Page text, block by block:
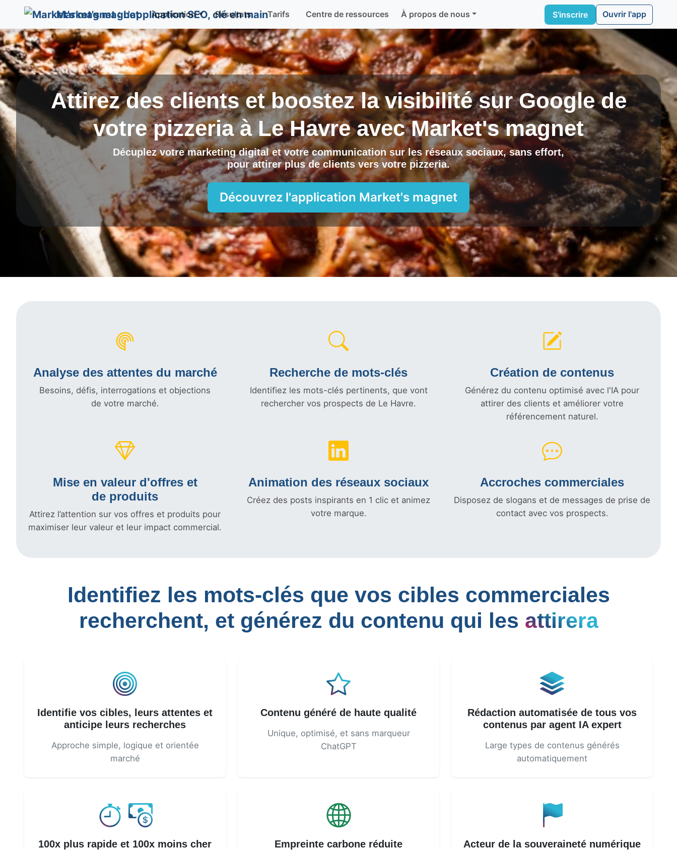
Market's magnet Application Résultats Tarifs Centre de ressources À propos de nous S'inscrire Ouvrir l'app
Attirez des clients et boostez la visibilité sur Google de
votre pizzeria àLe HavreavecMarket's magnet
Décuplez votre marketing digital et votre communication sur les réseaux sociaux, sans effort,
pour attirer plus de clients versvotre pizzeria.
Découvrez l'application Market's magnet
Analyse des attentes du marché
Besoins, défis, interrogations et objections
de votre marché.
Recherche de mots-clés
Identifiez les mots-clés pertinents, que vont
rechercher vos prospects de Le Havre.
Création de contenus
Générez du contenu optimisé avec l'IA pour
attirer des clients et améliorer votre
référencement naturel.
Mise en valeur d'offres et
de produits
Attirez l’attention sur vos offres et produits pour
maximiser leur valeur et leur impact commercial.
Animation des réseaux sociaux
Créez des posts inspirants en 1 clic et animez
votre marque.
Accroches commerciales
Disposez de slogans et de messages de prise de
contact avec vos prospects.
Identifiez les mots-clés que vos cibles commerciales
recherchent, et générez du contenu qui les attirera
Identifie vos cibles, leurs attentes et
anticipe leurs recherches
Approche simple, logique et orientée
marché
Contenu généré de haute qualité
Unique, optimisé, et sans marqueur
ChatGPT
Rédaction automatisée de tous vos
contenus par agent IA expert
Large types de contenus générés
automatiquement
100x plus rapide et 100x moins cher Empreinte carbone réduite
Acteur de la souveraineté numérique